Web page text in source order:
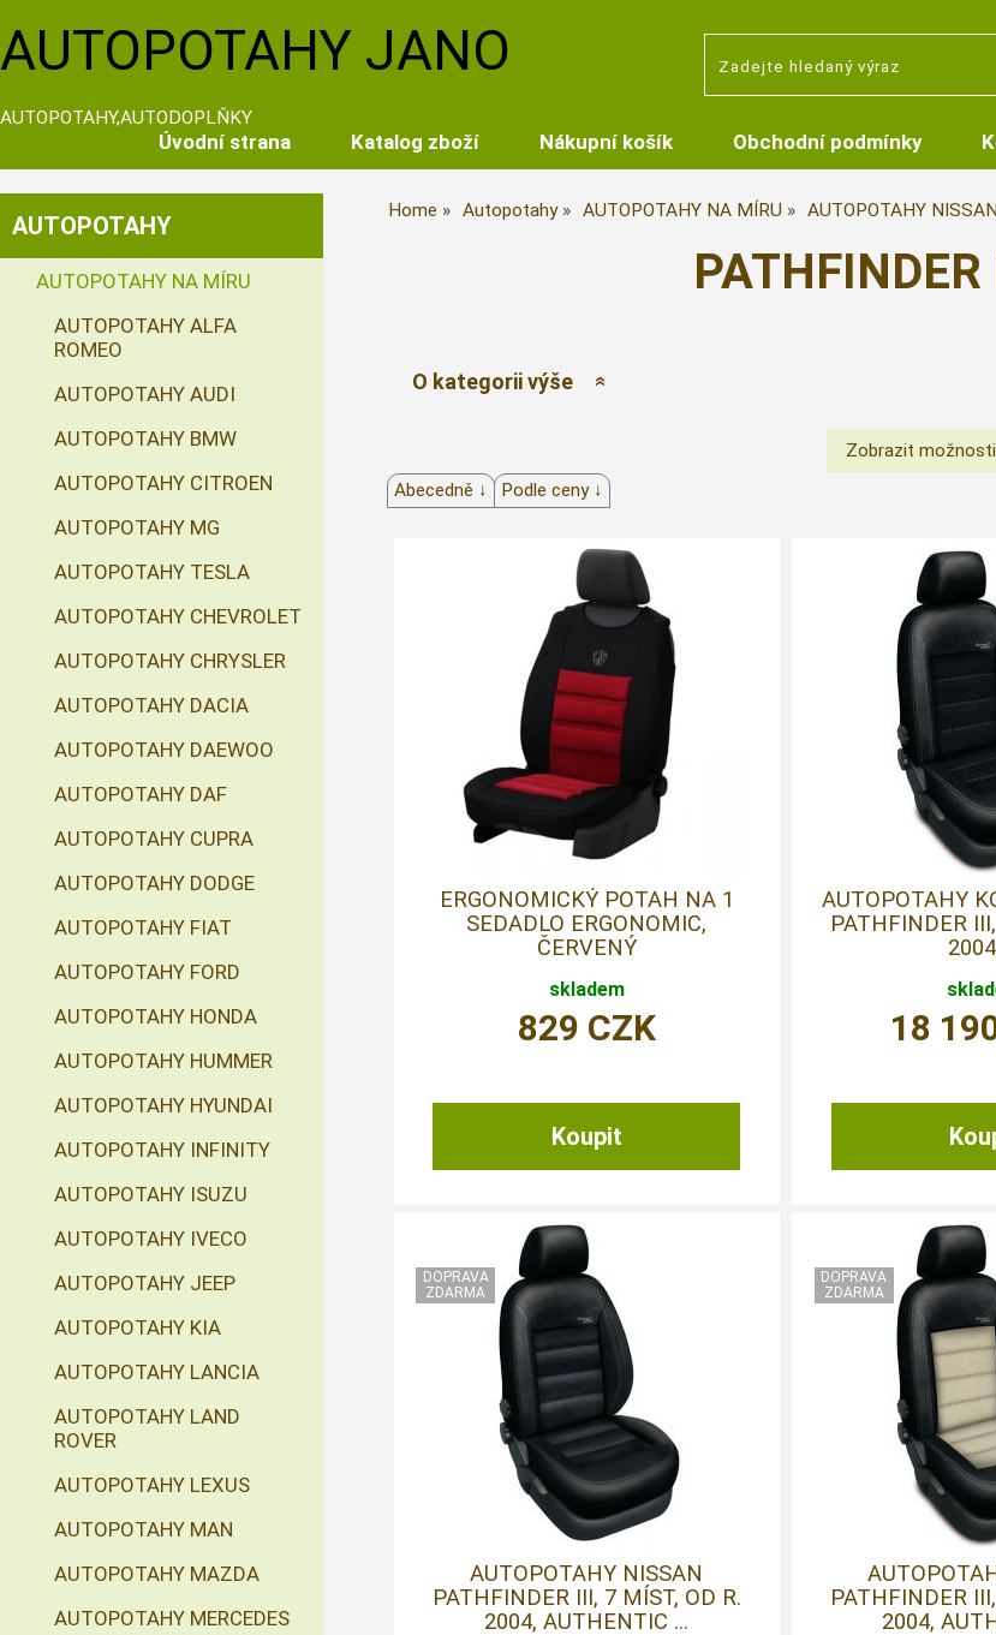
AUTOPOTAHY JANO
AUTOPOTAHY,AUTODOPLŇKY
Úvodní strana Katalog zboží Nákupní košík Obchodní podmínky
Home Autopotahy AUTOPOTAHY NA MÍRU AUTOPOTAHY NISSAN
O kategorii výše
Abecedně ↓ Podle ceny ↓
ERGONOMICKÝ POTAH NA 1
SEDADLO ERGONOMIC,
ČERVENÝ
skladem
829 CZK
AUTOPOTAHY
PATHFINDER
18
AUTOPOTAHY NISSAN
PATHFINDER III, 7 MÍST, OD R.
2004, AUTHENTIC ...
PATHFINDER
2004,
AUTOPOTAHY
AUTOPOTAHY NA MÍRU
AUTOPOTAHY ALFA
ROMEO
AUTOPOTAHY AUDI
AUTOPOTAHY BMW
AUTOPOTAHY CITROEN
AUTOPOTAHY MG
AUTOPOTAHY TESLA
AUTOPOTAHY CHEVROLET
AUTOPOTAHY CHRYSLER
AUTOPOTAHY DACIA
AUTOPOTAHY DAEWOO
AUTOPOTAHY DAF
AUTOPOTAHY CUPRA
AUTOPOTAHY DODGE
AUTOPOTAHY FIAT
AUTOPOTAHY FORD
AUTOPOTAHY HONDA
AUTOPOTAHY HUMMER
AUTOPOTAHY HYUNDAI
AUTOPOTAHY INFINITY
AUTOPOTAHY ISUZU
AUTOPOTAHY IVECO
AUTOPOTAHY JEEP
AUTOPOTAHY KIA
AUTOPOTAHY LANCIA
AUTOPOTAHY LAND
ROVER
AUTOPOTAHY LEXUS
AUTOPOTAHY MAN
AUTOPOTAHY MAZDA
AUTOPOTAHY MERCEDES